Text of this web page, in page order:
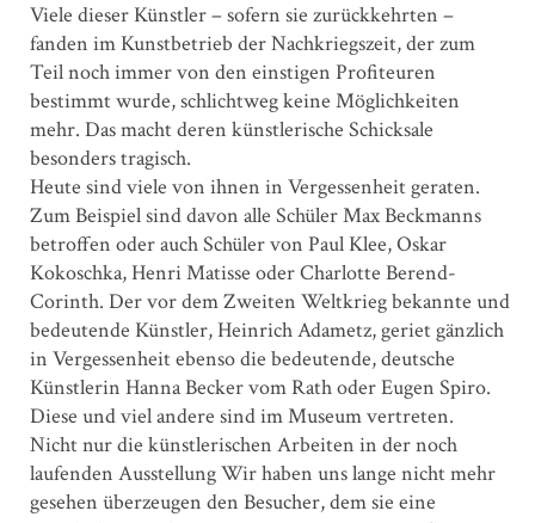
Viele dieser Künstler – sofern sie zurückkehrten –
fanden im Kunstbetrieb der Nachkriegszeit, der zum
Teil noch immer von den einstigen Profiteuren
bestimmt wurde, schlichtweg keine Möglichkeiten
mehr. Das macht deren künstlerische Schicksale
besonders tragisch.
Heute sind viele von ihnen in Vergessenheit geraten.
Zum Beispiel sind davon alle Schüler Max Beckmanns
betroffen oder auch Schüler von Paul Klee, Oskar
Kokoschka, Henri Matisse oder Charlotte Berend-
Corinth. Der vor dem Zweiten Weltkrieg bekannte und
bedeutende Künstler, Heinrich Adametz, geriet gänzlich
in Vergessenheit ebenso die bedeutende, deutsche
Künstlerin Hanna Becker vom Rath oder Eugen Spiro.
Diese und viel andere sind im Museum vertreten.
Nicht nur die künstlerischen Arbeiten in der noch
laufenden Ausstellung Wir haben uns lange nicht mehr
gesehen überzeugen den Besucher, dem sie eine